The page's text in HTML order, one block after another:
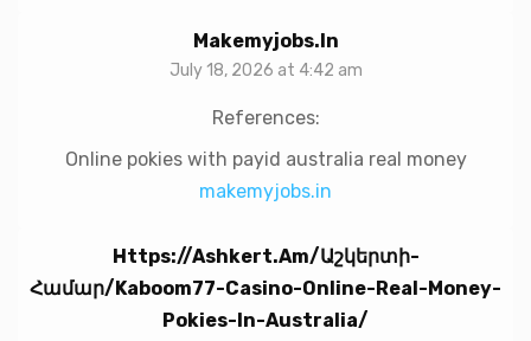
Makemyjobs.in
July 18, 2026 at 4:42 am
References:
Online pokies with payid australia real money
makemyjobs.in
Https://ashkert.am/աշկերտի-
Համար/kaboom77-Casino-Online-Real-Money-
Pokies-In-Australia/